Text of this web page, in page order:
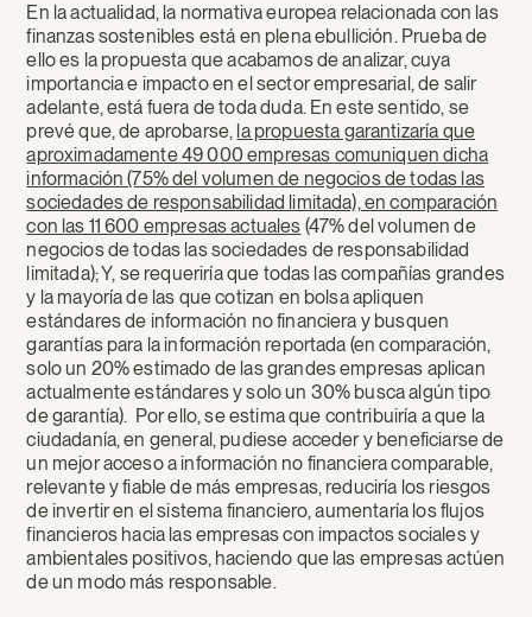
En la actualidad, la normativa europea relacionada con las
finanzas sostenibles está en plena ebullición. Prueba de
ello es la propuesta que acabamos de analizar, cuya
importancia e impacto en el sector empresarial, de salir
adelante, está fuera de toda duda. En este sentido, se
prevé que, de aprobarse, la propuesta garantizaría que
aproximadamente 49 000 empresas comuniquen dicha
información (75% del volumen de negocios de todas las
sociedades de responsabilidad limitada), en comparación
con las 11 600 empresas actuales (47% del volumen de
negocios de todas las sociedades de responsabilidad
limitada); Y, se requeriría que todas las compañías grandes
y la mayoría de las que cotizan en bolsa apliquen
estándares de información no financiera y busquen
garantías para la información reportada (en comparación,
solo un 20% estimado de las grandes empresas aplican
actualmente estándares y solo un 30% busca algún tipo
de garantía). Por ello, se estima que contribuiría a que la
ciudadanía, en general, pudiese acceder y beneficiarse de
un mejor acceso a información no financiera comparable,
relevante y fiable de más empresas, reduciría los riesgos
de invertir en el sistema financiero, aumentaría los flujos
financieros hacia las empresas con impactos sociales y
ambientales positivos, haciendo que las empresas actúen
de un modo más responsable.